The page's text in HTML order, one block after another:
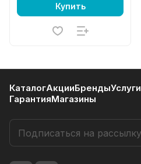
Купить
КаталогАкцииБрендыУслуги
ГарантияМагазины